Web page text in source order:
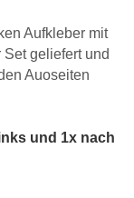
Aufkleber mit
geliefert und
Auoseiten
und 1x nach